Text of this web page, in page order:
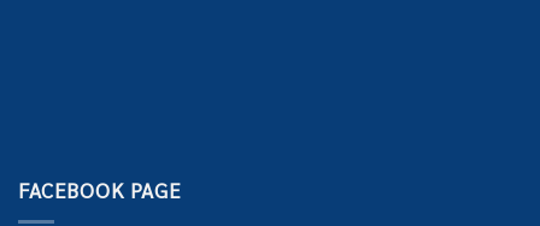
FACEBOOK PAGE